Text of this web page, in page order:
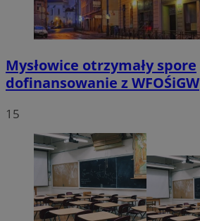
Mysłowice otrzymały spore
dofinansowanie z WFOŚiGW
15